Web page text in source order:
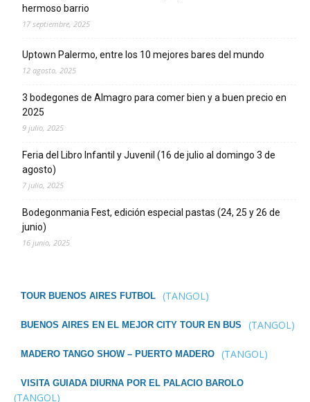
hermoso barrio
17 septiembre, 2025
Uptown Palermo, entre los 10 mejores bares del mundo
12 agosto, 2025
3 bodegones de Almagro para comer bien y a buen precio en
2025
9 julio, 2025
Feria del Libro Infantil y Juvenil (16 de julio al domingo 3 de
agosto)
7 julio, 2025
Bodegonmania Fest, edición especial pastas (24, 25 y 26 de
junio)
16 junio, 2025
TOUR BUENOS AIRES FUTBOL (TANGOL)
BUENOS AIRES EN EL MEJOR CITY TOUR EN BUS (TANGOL)
MADERO TANGO SHOW – PUERTO MADERO (TANGOL)
VISITA GUIADA DIURNA POR EL PALACIO BAROLO
(TANGOL)